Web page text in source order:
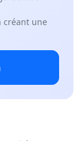
créant une